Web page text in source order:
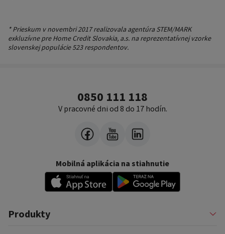
* Prieskum v novembri 2017 realizovala agentúra STEM/MARK
exkluzívne pre Home Credit Slovakia, a.s. na reprezentatívnej vzorke
slovenskej populácie 523 respondentov.
0850 111 118
V pracovné dni od 8 do 17 hodín.
Mobilná aplikácia na stiahnutie
Produkty